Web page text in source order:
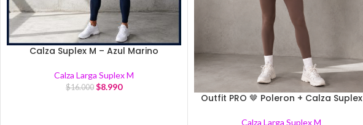
Calza Suplex M – Azul Marino
Calza Larga Suplex M
$16.000 $8.990
Outfit PRO 🤎 Poleron + Calza Suplex
Calza Larga Suplex M